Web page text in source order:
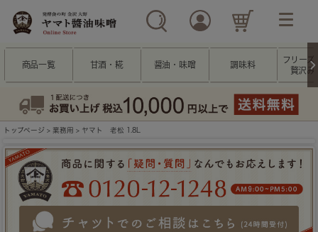
商品一覧 甘酒・糀 醤油・味噌 調味料
フリーズ
贅沢み
トップページ > 業務用 > ヤマト 老松 1.8L